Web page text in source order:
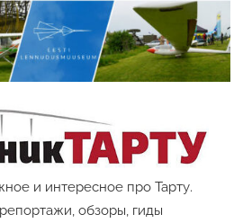
и интересное про Тарту.
обзоры, гиды